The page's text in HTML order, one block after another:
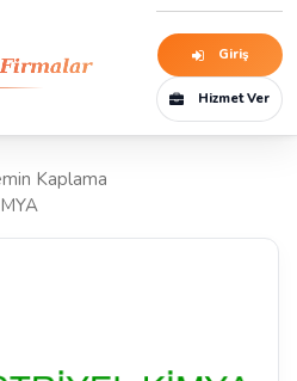
Giriş
Hizmet Ver
Kaplama